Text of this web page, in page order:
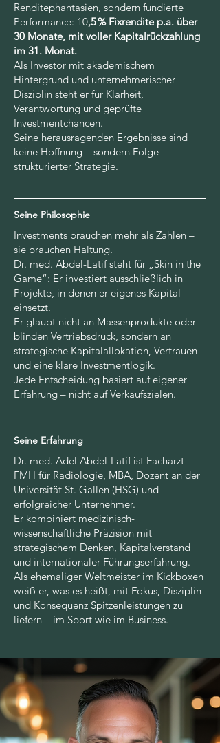
Renditephantasien, sondern fundierte
Performance: 10,5 % Fixrendite p.a. über
30 Monate, mit voller Kapitalrückzahlung
im 31. Monat.
Als Investor mit akademischem
Hintergrund und unternehmerischer
Disziplin steht er für Klarheit,
Verantwortung und geprüfte
Investmentchancen.
Seine herausragenden Ergebnisse sind
keine Hoffnung – sondern Folge
strukturierter Strategie.
Seine Philosophie
Investments brauchen mehr als Zahlen –
sie brauchen Haltung.
Dr. med. Abdel-Latif steht für „Skin in the
Game“: Er investiert ausschließlich in
Projekte, in denen er eigenes Kapital
einsetzt.
Er glaubt nicht an Massenprodukte oder
blinden Vertriebsdruck, sondern an
strategische Kapitalallokation, Vertrauen
und eine klare Investmentlogik.
Jede Entscheidung basiert auf eigener
Erfahrung – nicht auf Verkaufszielen.
Seine Erfahrung
Dr. med. Adel Abdel-Latif ist Facharzt
FMH für Radiologie, MBA, Dozent an der
Universität St. Gallen (HSG) und
erfolgreicher Unternehmer.
Er kombiniert medizinisch-
wissenschaftliche Präzision mit
strategischem Denken, Kapitalverstand
und internationaler Führungserfahrung.
Als ehemaliger Weltmeister im Kickboxen
weiß er, was es heißt, mit Fokus, Disziplin
und Konsequenz Spitzenleistungen zu
liefern – im Sport wie im Business.